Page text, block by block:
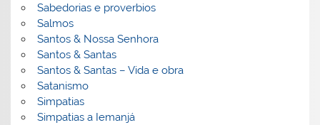
Sabedorias e proverbios
Salmos
Santos & Nossa Senhora
Santos & Santas
Santos & Santas – Vida e obra
Satanismo
Simpatias
Simpatias a Iemanjá